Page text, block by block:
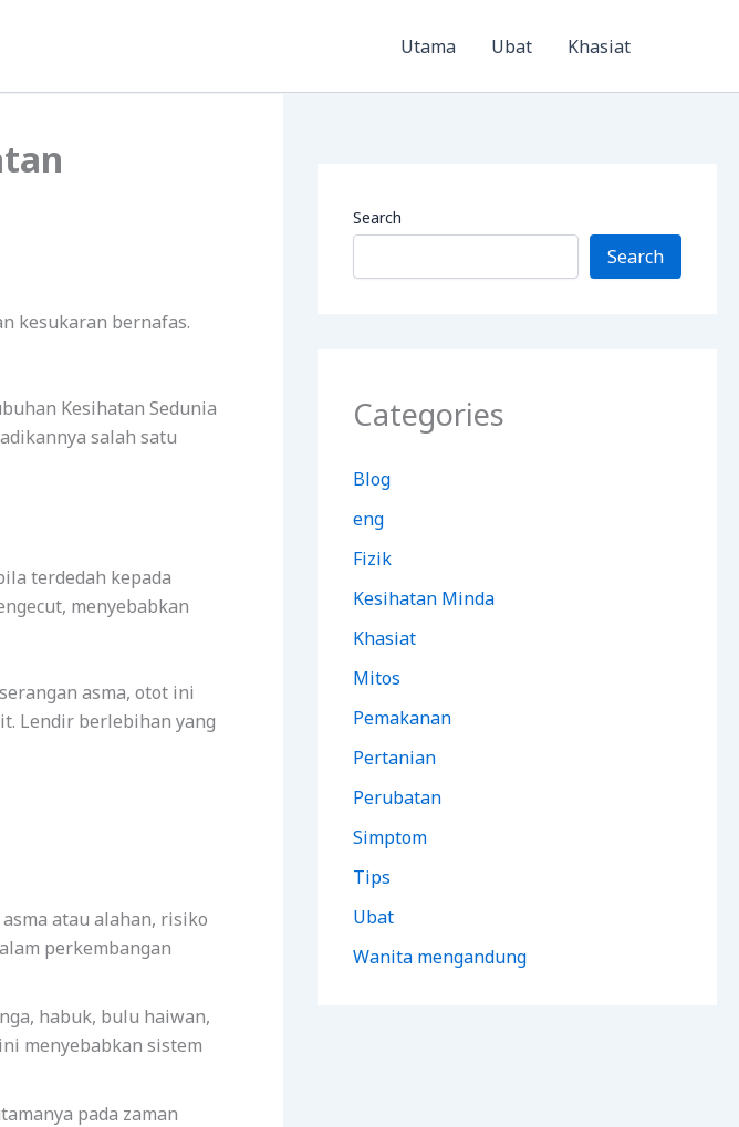
Utama Ubat Khasiat
kesukaran bernafas.
Kesihatan Sedunia
salah satu
terdedah kepada
menyebabkan
asma, otot ini
Lendir berlebihan yang
atau alahan, risiko
perkembangan
habuk, bulu haiwan,
menyebabkan sistem
pada zaman
Search
Search
Categories
Blog
eng
Fizik
Kesihatan Minda
Khasiat
Mitos
Pemakanan
Pertanian
Perubatan
Simptom
Tips
Ubat
Wanita mengandung